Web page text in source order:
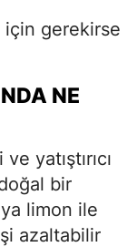
için gerekirse
NE
yatıştırıcı
bir
limon ile
azaltabilir